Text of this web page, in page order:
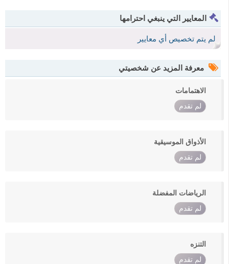
المعايير التي ينبغي احترامها
لم يتم تخصيص أي معايير
معرفة المزيد عن شخصيتي
الاهتمامات
لم تقدم
الأذواق الموسيقية
لم تقدم
الرياضات المفضلة
لم تقدم
التنزه
لم تقدم